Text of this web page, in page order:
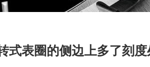
式表圈的侧边上多了刻